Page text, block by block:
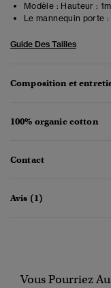
Modèle : Hauteur :
Le mannequin porte :
Guide Des Tailles
Composition et
100% organic cotton
Contact
Avis (1)
Vous Pourriez